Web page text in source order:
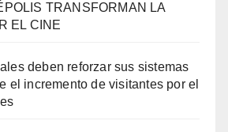
TRANSFORMAN LA
EL CINE
deben reforzar sus sistemas
el incremento de visitantes por el